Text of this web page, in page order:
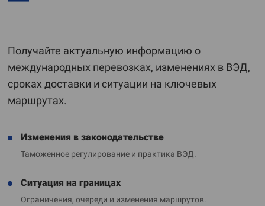
Получайте актуальную информацию о
международных перевозках, изменениях в ВЭД,
сроках доставки и ситуации на ключевых
маршрутах.
Изменения в законодательстве
Таможенное регулирование и практика ВЭД.
Ситуация на границах
Ограничения, очереди и изменения маршрутов.